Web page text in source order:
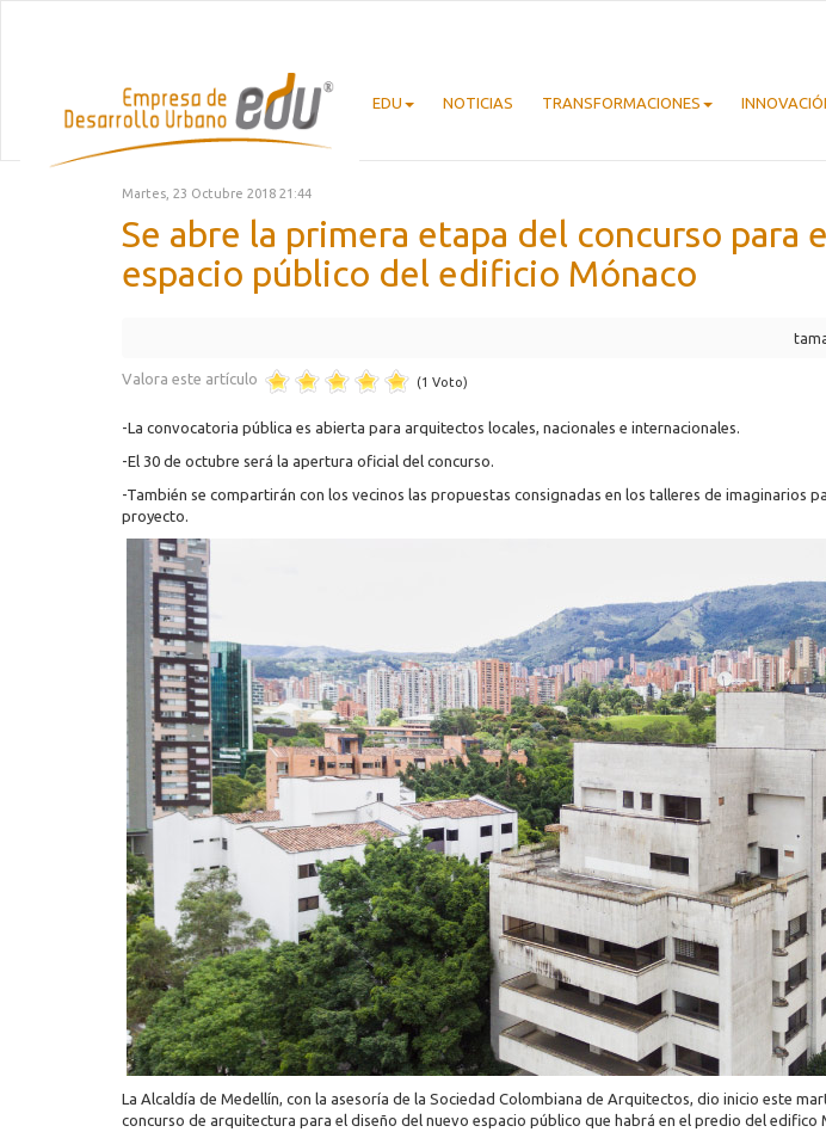
EDU NOTICIAS TRANSFORMACIONES
Martes, 23 Octubre 2018 21:44
Se abre la primera etapa del concurso para
espacio público del edificio Mónaco
Valora este artículo (1 Voto)
-La convocatoria pública es abierta para arquitectos locales, nacionales e internacionales.
-El 30 de octubre será la apertura oficial del concurso.
-También se compartirán con los vecinos las propuestas consignadas en los talleres de imaginarios
proyecto.
La Alcaldía de Medellín, con la asesoría de la Sociedad Colombiana de Arquitectos, dio inicio este
concurso de arquitectura para el diseño del nuevo espacio público que habrá en el predio del edifico